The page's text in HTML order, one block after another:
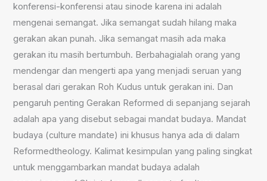
konferensi-konferensi atau sinode karena ini adalah
mengenai semangat. Jika semangat sudah hilang maka
gerakan akan punah. Jika semangat masih ada maka
gerakan itu masih bertumbuh. Berbahagialah orang yang
mendengar dan mengerti apa yang menjadi seruan yang
berasal dari gerakan Roh Kudus untuk gerakan ini. Dan
pengaruh penting Gerakan Reformed di sepanjang sejarah
adalah apa yang disebut sebagai mandat budaya. Mandat
budaya (culture mandate) ini khusus hanya ada di dalam
Reformedtheology. Kalimat kesimpulan yang paling singkat
untuk menggambarkan mandat budaya adalah